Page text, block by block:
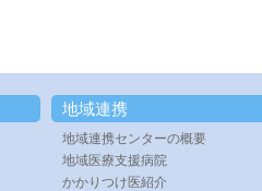
地域連携
地域連携センターの概要
地域医療支援病院
かかりつけ医紹介